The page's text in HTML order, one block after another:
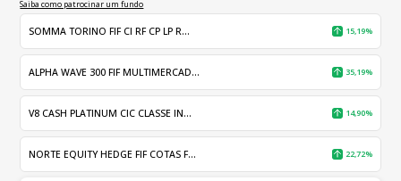
Saiba como patrocinar um fundo
SOMMA TORINO FIF CI RF CP LP R... 15,19%
ALPHA WAVE 300 FIF MULTIMERCAD... 35,19%
V8 CASH PLATINUM CIC CLASSE IN... 14,90%
NORTE EQUITY HEDGE FIF COTAS F... 22,72%